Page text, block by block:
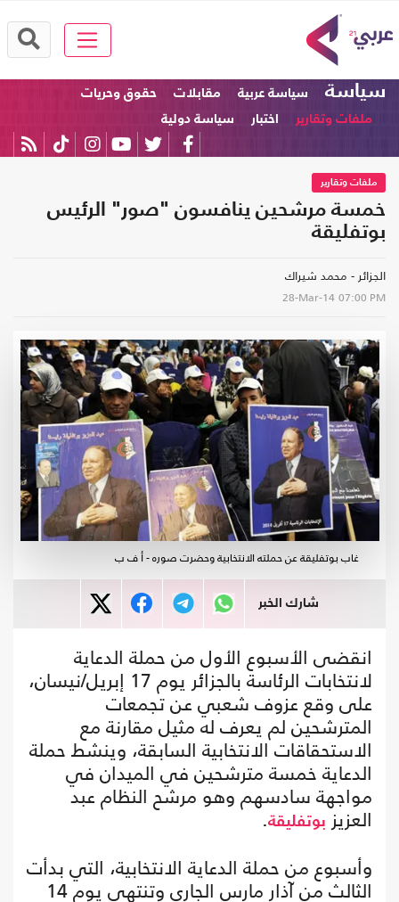
سياسة سياسة عربية مقابلات
حقوق وحريات
ملفات وتقارير
اختبار سياسة دولية
ملفات وتقارير
خمسة مرشحين ينافسون "صور" الرئيس
بوتفليقة
الجزائر - محمد شيراك
28-Mar-14 07:00 PM
غاب بوتفليقة عن حملته الانتخابية وحضرت صوره - أ ف ب
شارك الخبر
انقضى الأسبوع الأول من حملة الدعاية
لانتخابات الرئاسة بالجزائر يوم 17 إبريل/نيسان،
على وقع عزوف شعبي عن تجمعات
المترشحين لم يعرف له مثيل مقارنة مع
الاستحقاقات الانتخابية السابقة، وينشط حملة
الدعاية خمسة مترشحين في الميدان في
مواجهة سادسهم وهو مرشح النظام عبد
العزيز بوتفليقة.
وأسبوع من حملة الدعاية الانتخابية، التي بدأت
الثالث من آذار مارس الجاري وتنتهي يوم 14